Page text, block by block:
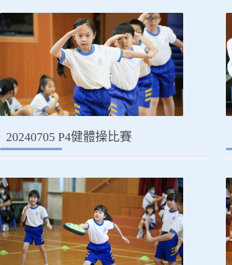
20240705 P4健體操比賽